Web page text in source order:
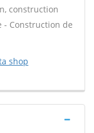
construction
- Construction de
shop